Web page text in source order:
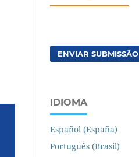
ENVIAR SUBMISSÃO
IDIOMA
Español (España)
Português (Brasil)